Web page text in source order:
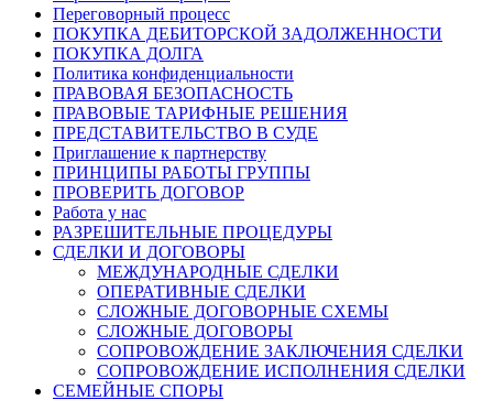
Переговорный процесс
ПОКУПКА ДЕБИТОРСКОЙ ЗАДОЛЖЕННОСТИ
ПОКУПКА ДОЛГА
Политика конфиденциальности
ПРАВОВАЯ БЕЗОПАСНОСТЬ
ПРАВОВЫЕ ТАРИФНЫЕ РЕШЕНИЯ
ПРЕДСТАВИТЕЛЬСТВО В СУДЕ
Приглашение к партнерству
ПРИНЦИПЫ РАБОТЫ ГРУППЫ
ПРОВЕРИТЬ ДОГОВОР
Работа у нас
РАЗРЕШИТЕЛЬНЫЕ ПРОЦЕДУРЫ
СДЕЛКИ И ДОГОВОРЫ
МЕЖДУНАРОДНЫЕ СДЕЛКИ
ОПЕРАТИВНЫЕ СДЕЛКИ
СЛОЖНЫЕ ДОГОВОРНЫЕ СХЕМЫ
СЛОЖНЫЕ ДОГОВОРЫ
СОПРОВОЖДЕНИЕ ЗАКЛЮЧЕНИЯ СДЕЛКИ
СОПРОВОЖДЕНИЕ ИСПОЛНЕНИЯ СДЕЛКИ
СЕМЕЙНЫЕ СПОРЫ